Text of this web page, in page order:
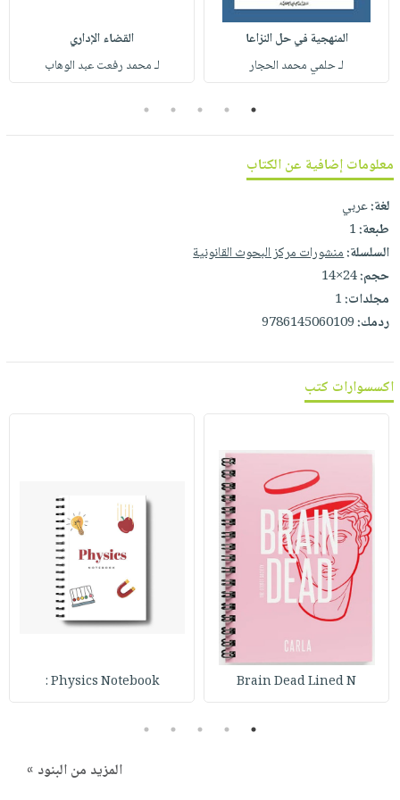
صابون
أطفال
مناسبات
فيديوهات
أسئلة
نيل
وفرات
كتابك
تواصل
معنا
عربةالمنهجية في حل النزاعا
لـ حلمي محمد الحجار
القضاء الإداري
لـ محمد رفعت عبد الوهاب
1
2
3
4
5
معلومات إضافية عن الكتاب
لغة:عربي
طبعة:1
السلسلة:منشورات مركز البحوث القانونية
حجم:24×14
مجلدات:1
ردمك:9786145060109
اكسسوارات كتب
Brain Dead Lined N
Physics Notebook :
1
2
3
4
5
المزيد من البنود »